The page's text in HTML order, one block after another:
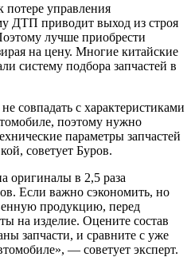
потере управления
ДТП приводит выход из строя
лучше приобрести
на цену. Многие китайские
систему подбора запчастей в
совпадать с характеристиками
поэтому нужно
параметры запчастей
советует Буров.
оригиналы в 2,5 раза
Если важно сэкономить, но
продукцию, перед
на изделие. Оцените состав
запчасти, и сравните с уже
— советует эксперт.